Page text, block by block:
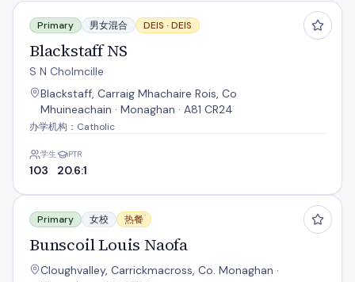
Blackstaff NS
Primary 男女混合 DEIS · DEIS
Blackstaff NS
S N Cholmcille
Blackstaff, Carraig Mhachaire Rois, Co
Mhuineachain · Monaghan · A81 CR24
办学机构：Catholic
学生
103
PTR
20.6:1
Bunscoil Louis Naofa
Primary 女校 热餐
Bunscoil Louis Naofa
Cloughvalley, Carrickmacross, Co. Monaghan ·